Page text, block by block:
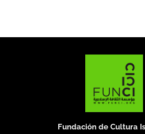
Fundación de Cultura